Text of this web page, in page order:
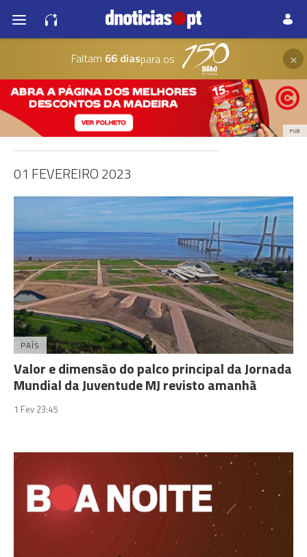
Faltam 66 diaspara os ×
PUB
01 FEVEREIRO 2023
PAÍS
Valor e dimensão do palco principal da Jornada
Mundial da Juventude MJ revisto amanhã
1 Fev 23:45